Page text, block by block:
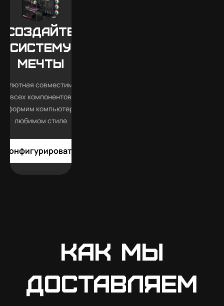
Создайте
систему
мечты
совместимость
всех компонентов
Оформим компьютер в
любимом стиле
Конфигурировать
Как мы
доставляем